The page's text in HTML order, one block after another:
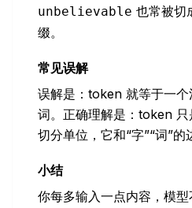
unbelievable 也常被切
缀。
常见误解
误解是：token 就等于一
词。正确理解是：token
切分单位，它和“字”“词”的
小结
你每多输入一点内容，模